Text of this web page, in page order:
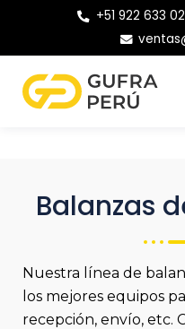
+51 922 633
Balanzas
Nuestra línea de
los mejores equipos
recepción, envío, etc.